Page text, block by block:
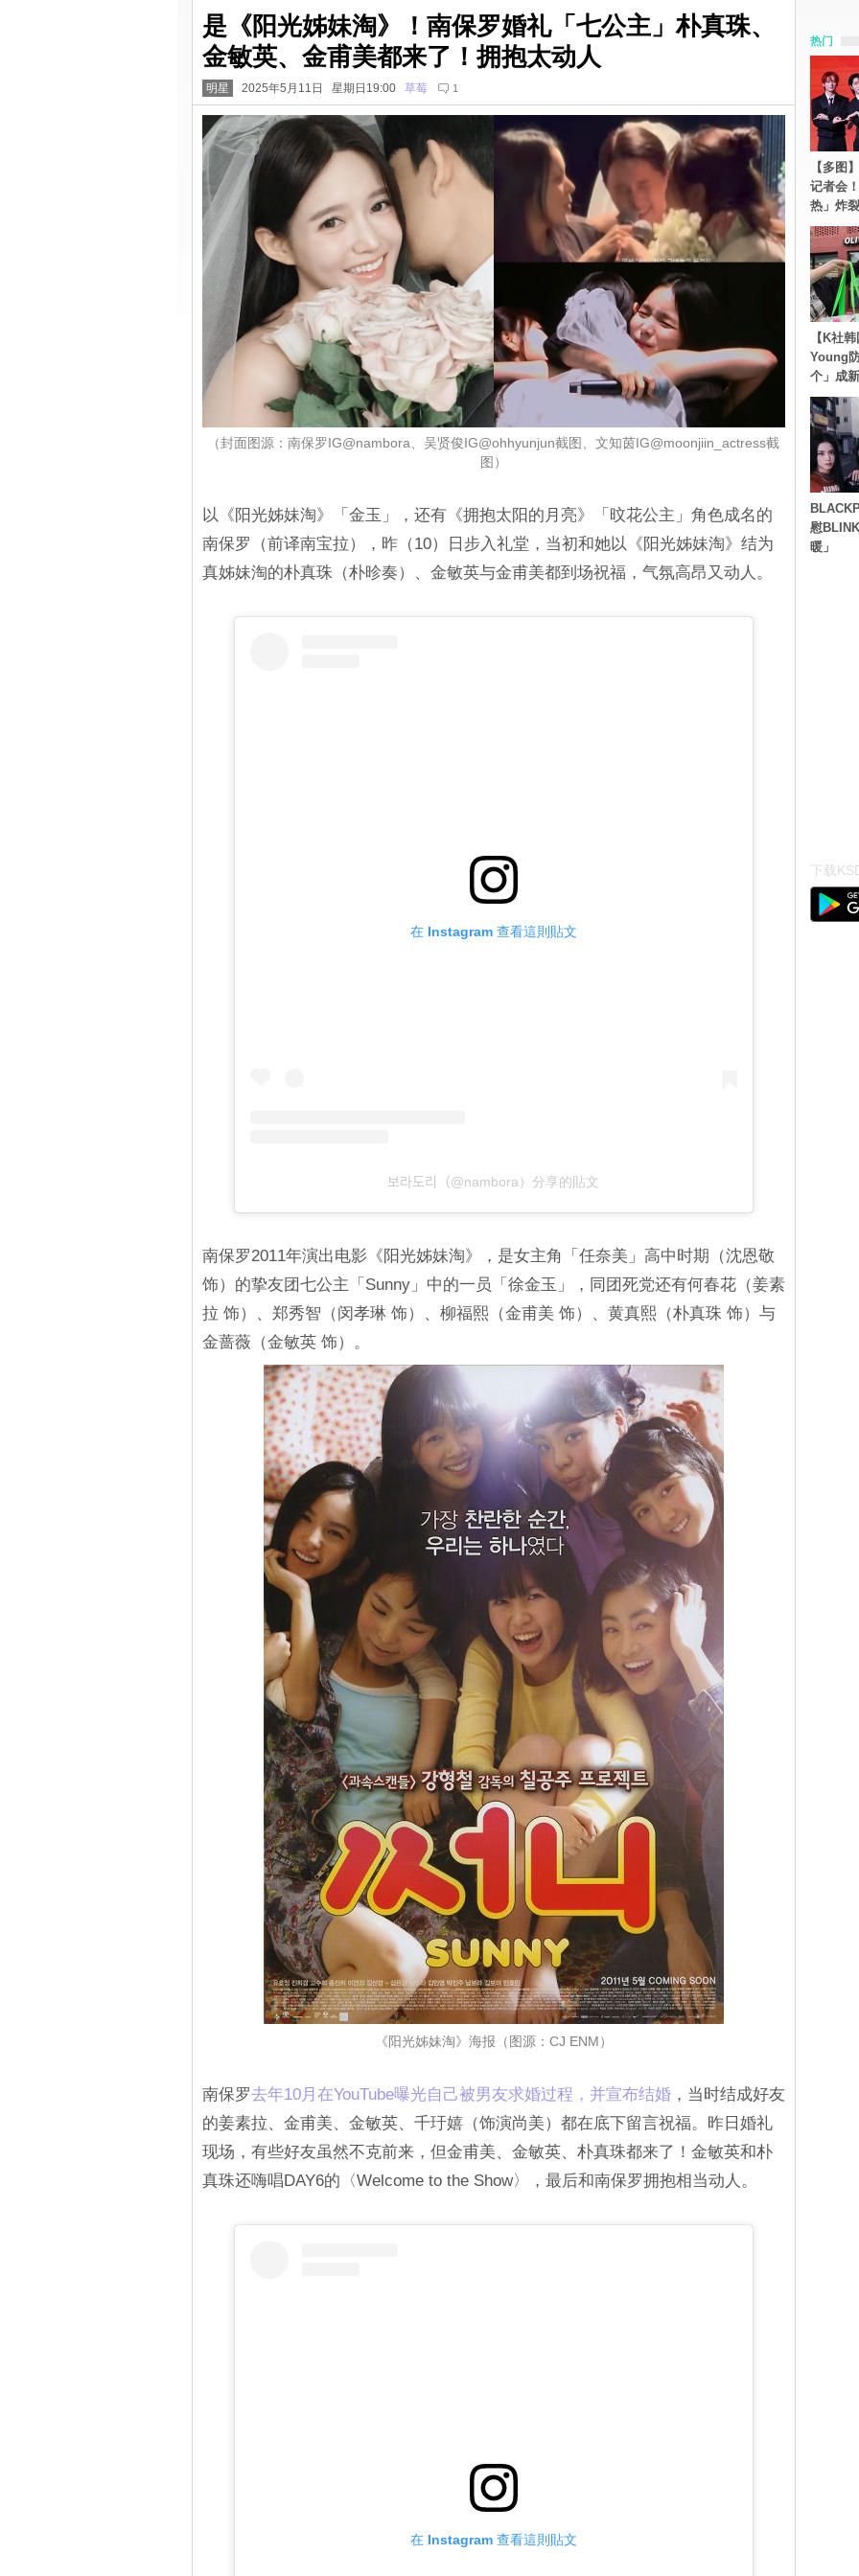
是《阳光姊妹淘》！南保罗婚礼「七公主」朴真珠、
金敏英、金甫美都来了！拥抱太动人
明星 2025年5月11日 星期日19:00 草莓 1
（封面图源：南保罗IG@nambora、吴贤俊IG@ohhyunjun截图、文知茵IG@moonjiin_actress截
图）
以《阳光姊妹淘》「金玉」，还有《拥抱太阳的月亮》「旼花公主」角色成名的
南保罗（前译南宝拉），昨（10）日步入礼堂，当初和她以《阳光姊妹淘》结为
真姊妹淘的朴真珠（朴昣奏）、金敏英与金甫美都到场祝福，气氛高昂又动人。
在 Instagram 查看這則貼文
보라도리（@nambora）分享的貼文
南保罗2011年演出电影《阳光姊妹淘》，是女主角「任奈美」高中时期（沈恩敬
饰）的挚友团七公主「Sunny」中的一员「徐金玉」，同团死党还有何春花（姜素
拉 饰）、郑秀智（闵孝琳 饰）、柳福熙（金甫美 饰）、黄真熙（朴真珠 饰）与
金蔷薇（金敏英 饰）。
《阳光姊妹淘》海报（图源：CJ ENM）
南保罗去年10月在YouTube曝光自己被男友求婚过程，并宣布结婚，当时结成好友
的姜素拉、金甫美、金敏英、千玗嬉（饰演尚美）都在底下留言祝福。昨日婚礼
现场，有些好友虽然不克前来，但金甫美、金敏英、朴真珠都来了！金敏英和朴
真珠还嗨唱DAY6的〈Welcome to the Show〉，最后和南保罗拥抱相当动人。
在 Instagram 查看這則貼文
热门
【多图
记者会
热」炸
【K社
Young
个」成
慰
暖」
下载